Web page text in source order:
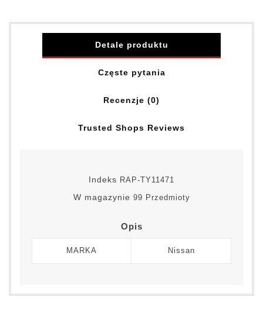
Detale produktu
Częste pytania
Recenzje (0)
Trusted Shops Reviews
Indeks RAP-TY11471
W magazynie 99 Przedmioty
Opis
MARKA Nissan